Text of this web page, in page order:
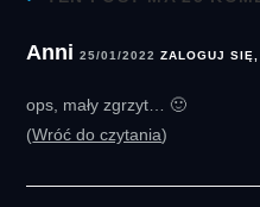
Anni 25/01/2022 ZALOGUJ
ops, mały zgrzyt… 🙂
Wróć do czytania